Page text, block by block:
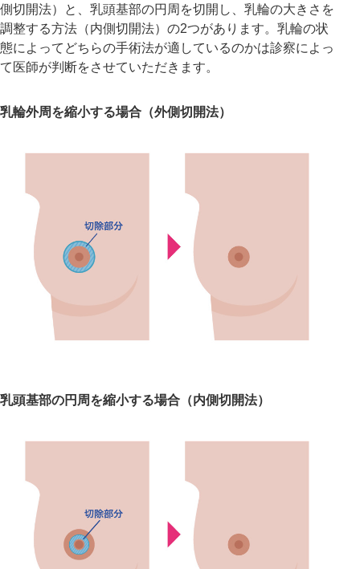
側切開法）と、乳頭基部の円周を切開し、乳輪の大きさを
調整する方法（内側切開法）の2つがあります。乳輪の状
態によってどちらの手術法が適しているのかは診察によっ
て医師が判断をさせていただきます。
乳輪外周を縮小する場合（外側切開法）
乳頭基部の円周を縮小する場合（内側切開法）